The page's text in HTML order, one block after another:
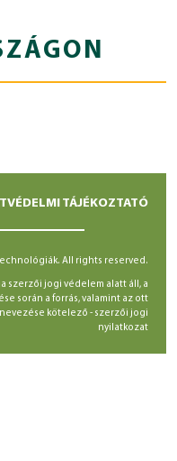
TÁJÉKOZTATÓ
All rights reserved.
szerzői jogi védelem alatt áll, a
során a forrás, valamint az ott
kötelező - szerzői jogi
nyilatkozat